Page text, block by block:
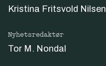
Kristina Fritsvold Nilsen
Nyhetsredaktør
Tor M. Nondal